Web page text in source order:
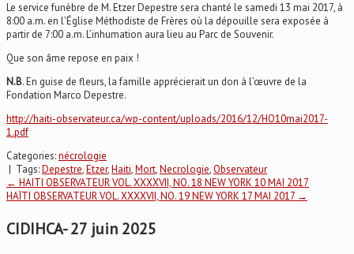
Le service funèbre de M. Etzer Depestre sera chanté le samedi 13 mai 2017, à
8:00 a.m. en l’Église Méthodiste de Frères où la dépouille sera exposée à
partir de 7:00 a.m. L’inhumation aura lieu au Parc de Souvenir.
Que son âme repose en paix !
N.B. En guise de fleurs, la famille apprécierait un don à l’œuvre de la
Fondation Marco Depestre.
http://haiti-observateur.ca/wp-content/uploads/2016/12/HO10mai2017-
1.pdf
Categories:nécrologie
| Tags:Depestre,Etzer,Haiti,Mort,Necrologie,Observateur
Post
navigation
← HAITI OBSERVATEUR VOL. XXXXVII, NO. 18 NEW YORK 10 MAI 2017
HAÏTI OBSERVATEUR VOL. XXXXVII, NO. 19 NEW YORK 17 MAI 2017 →
CIDIHCA- 27 juin 2025